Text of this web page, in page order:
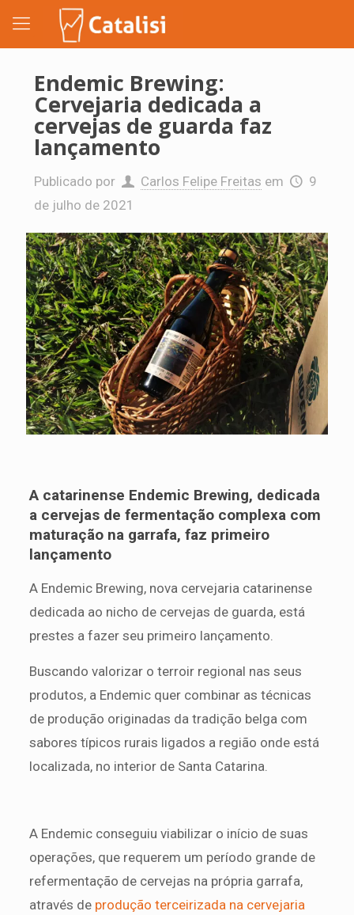
Endemic Brewing:
Cervejaria dedicada a
cervejas de guarda faz
lançamento
Publicado por Carlos Felipe Freitas em
9
de julho de 2021
A catarinense Endemic Brewing, dedicada
a cervejas de fermentação complexa com
maturação na garrafa, faz primeiro
lançamento
A Endemic Brewing, nova cervejaria catarinense
dedicada ao nicho de cervejas de guarda, está
prestes a fazer seu primeiro lançamento.
Buscando valorizar o terroir regional nas seus
produtos, a Endemic quer combinar as técnicas
de produção originadas da tradição belga com
sabores típicos rurais ligados a região onde está
localizada, no interior de Santa Catarina.
A Endemic conseguiu viabilizar o início de suas
operações, que requerem um período grande de
refermentação de cervejas na própria garrafa,
através de produção terceirizada na cervejaria